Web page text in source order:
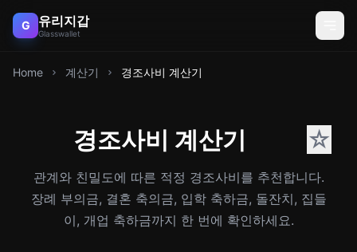
G 유리지갑
Glasswallet
Home 계산기 경조사비 계산기
경조사비 계산기 ☆
관계와 친밀도에 따른 적정 경조사비를 추천합니다.
장례 부의금, 결혼 축의금, 입학 축하금, 돌잔치, 집들
이, 개업 축하금까지 한 번에 확인하세요.